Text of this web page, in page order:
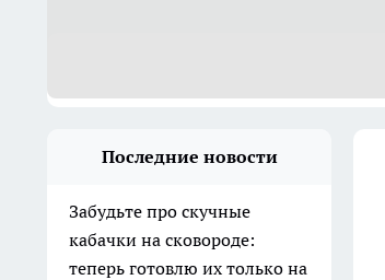
Последние новости
Забудьте про скучные
кабачки на сковороде:
теперь готовлю их только на